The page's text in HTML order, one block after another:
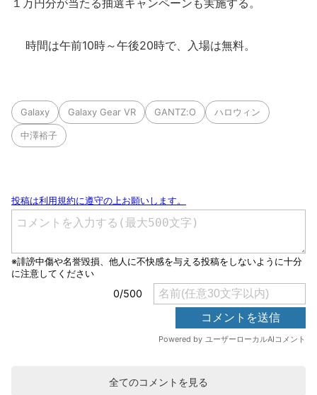
１万円分が当たる抽選キャンペーンも実施する。
時間は午前10時～午後20時で、入場は無料。
Galaxy Galaxy Gear VR GANTZ:O ハロウィン
中澤裕子
全てのコメントを見る